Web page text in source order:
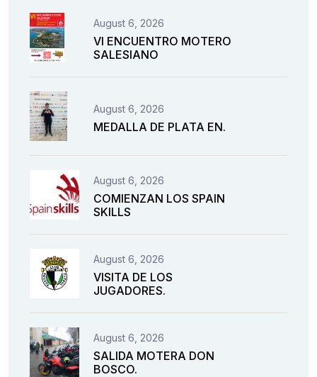
August 6, 2026
VI ENCUENTRO MOTERO
SALESIANO
August 6, 2026
MEDALLA DE PLATA EN.
August 6, 2026
COMIENZAN LOS SPAIN
SKILLS
August 6, 2026
VISITA DE LOS
JUGADORES.
August 6, 2026
SALIDA MOTERA DON
BOSCO.